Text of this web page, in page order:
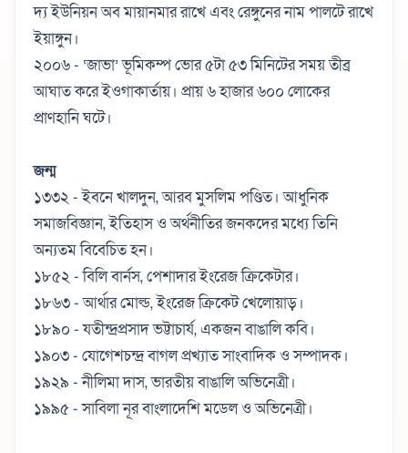
দ্য ইউনিয়ন অব মায়ানমার রাখে এবং রেঙ্গুনের নাম পালটে রাখে
ইয়াঙ্গুন।
২০০৬ - ‘জাভা’ ভূমিকম্প ভোর ৫টা ৫৩ মিনিটের সময় তীব্র
আঘাত করে ইওগাকার্তায়। প্রায় ৬ হাজার ৬০০ লোকের
প্রাণহানি ঘটে।
জন্ম
১৩৩২ - ইবনে খালদুন, আরব মুসলিম পণ্ডিত। আধুনিক
সমাজবিজ্ঞান, ইতিহাস ও অর্থনীতির জনকদের মধ্যে তিনি
অন্যতম বিবেচিত হন।
১৮৫২ - বিলি বার্নস, পেশাদার ইংরেজ ক্রিকেটার।
১৮৬৩ - আর্থার মোল্ড, ইংরেজ ক্রিকেট খেলোয়াড়।
১৮৯০ - যতীন্দ্রপ্রসাদ ভট্টাচার্য, একজন বাঙালি কবি।
১৯০৩ - যোগেশচন্দ্র বাগল প্রখ্যাত সাংবাদিক ও সম্পাদক।
১৯২৯ - নীলিমা দাস, ভারতীয় বাঙালি অভিনেত্রী।
১৯৯৫ - সাবিলা নূর বাংলাদেশি মডেল ও অভিনেত্রী।